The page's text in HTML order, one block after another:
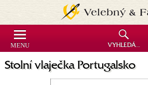
Stolní vlaječka Portugalsko
MENU VYHLEDÁVÁNÍ